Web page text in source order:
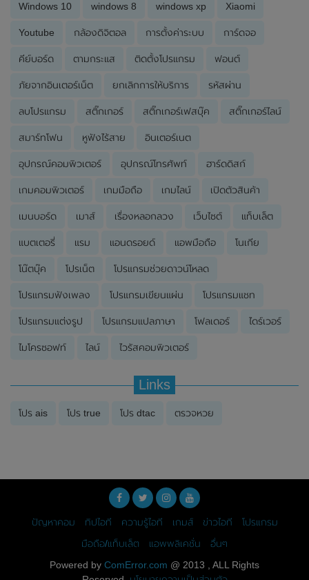
Windows 10 windows 8 windows xp Xiaomi
Youtube กล้องดิจิตอล การตั้งค่าระบบ การ์ดจอ
คีย์บอร์ด ตามกระแส ติดตั้งโปรแกรม ฟอนต์
ภัยจากอินเตอร์เน็ต ยกเลิกการให้บริการ รหัสผ่าน
ลบโปรแกรม สติ๊กเกอร์ สติ๊กเกอร์เฟสบุ๊ค สติ๊กเกอร์ไลน์
สมาร์ทโฟน หูฟังไร้สาย อินเตอร์เนต
อุปกรณ์คอมพิวเตอร์ อุปกรณ์โทรศัพท์ ฮาร์ดดิสก์
เกมคอมพิวเตอร์ เกมมือถือ เกมไลน์ เปิดตัวสินค้า
เมนบอร์ด เมาส์ เรื่องหลอกลวง เว็บไซต์ แท็บเล็ต
แบตเตอรี่ แรม แอนดรอยด์ แอพมือถือ โนเกีย
โน๊ตบุ๊ค โปรเน็ต โปรแกรมช่วยดาวน์โหลด
โปรแกรมฟังเพลง โปรแกรมเขียนแผ่น โปรแกรมแชท
โปรแกรมแต่งรูป โปรแกรมแปลภาษา โฟลเดอร์ ไดร์เวอร์
ไมโครซอฟท์ ไลน์ ไวรัสคอมพิวเตอร์
Links
โปร ais โปร true โปร dtac ตรวจหวย
ปัญหาคอม ทิปไอที ความรู้ไอที เกมส์ ข่าวไอที
โปรแกรม
มือถือ/แท็บเล็ต
แอพพลิเคชั่น
อื่นๆ
Powered by ComError.com @ 2013 , ALL Rights